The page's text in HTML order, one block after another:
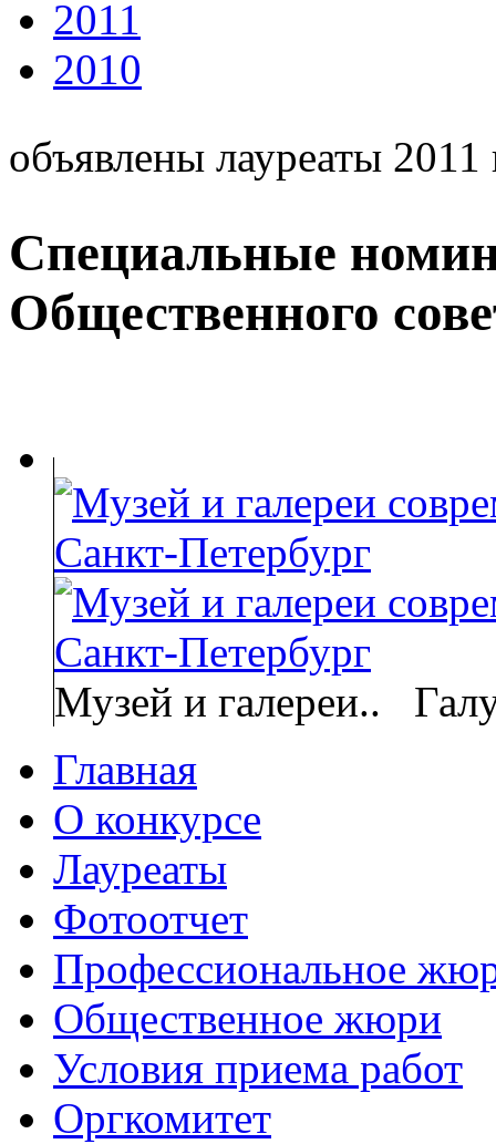
2011
2010
объявлены лауреаты 2011
Специальные
Общественного
Музей и галереи..
Главная
О конкурсе
Лауреаты
Фотоотчет
Профессиональное
Общественное жюри
Условия приема работ
Оргкомитет